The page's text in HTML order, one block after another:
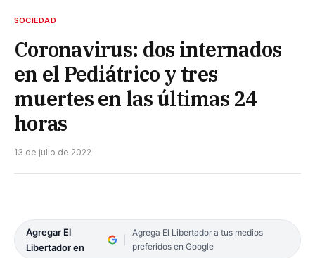
SOCIEDAD
Coronavirus: dos internados
en el Pediátrico y tres
muertes en las últimas 24
horas
13 de julio de 2022
Agregar El
Libertador en
Agrega El Libertador a tus medios
preferidos en Google